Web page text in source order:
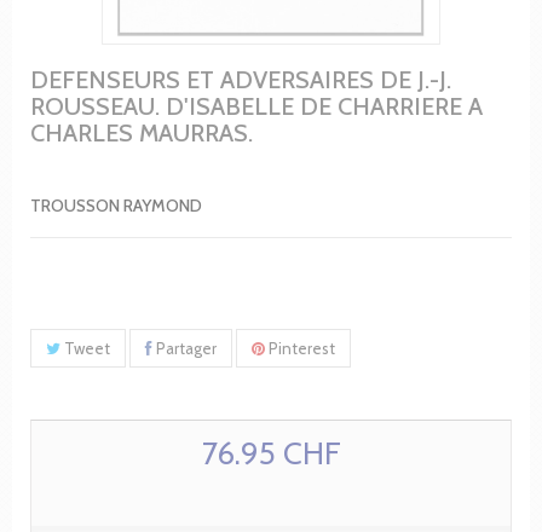
DEFENSEURS ET ADVERSAIRES DE J.-J.
ROUSSEAU. D'ISABELLE DE CHARRIERE A
CHARLES MAURRAS.
TROUSSON RAYMOND
Tweet Partager Pinterest
76.95 CHF